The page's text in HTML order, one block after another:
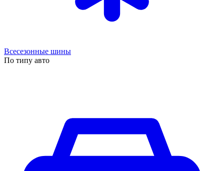
Всесезонные шины
По типу авто